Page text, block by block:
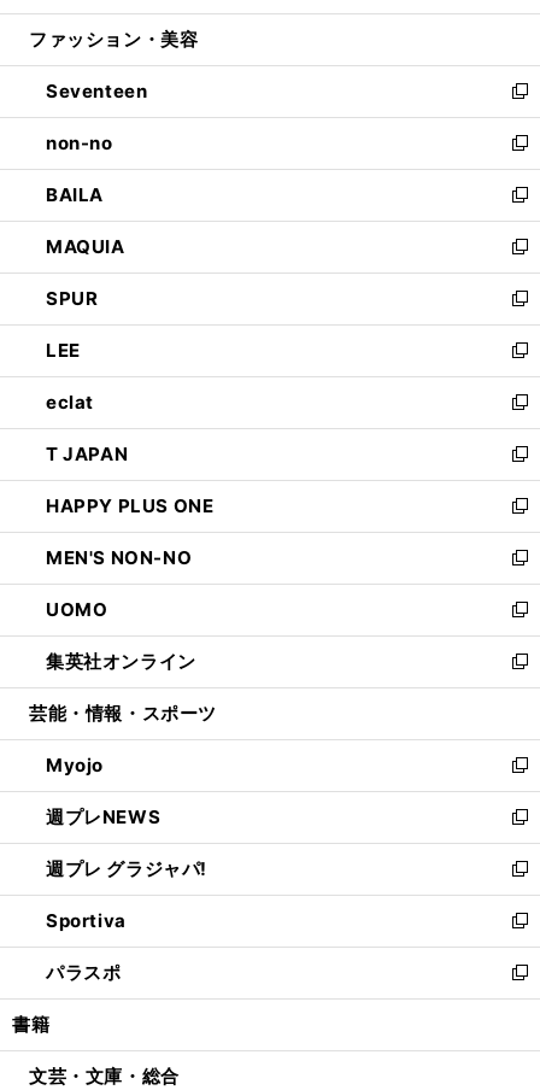
開
ウ
開
く
ン
ウ
で
開
く
ウ
ン
ド
ウ
で
開
く
ファッション・美容
Seventeen
新
し
い
ウ
ィ
ン
ド
ウ
で
開
く
non-no
新
し
い
ウ
ィ
ン
ド
ウ
で
開
く
BAILA
新
し
い
ウ
ィ
ン
ド
ウ
で
開
く
MAQUIA
新
し
い
ウ
ィ
ン
ド
ウ
で
開
く
SPUR
新
し
い
ウ
ィ
ン
ド
ウ
で
開
く
LEE
新
し
い
ウ
ィ
ン
ド
ウ
で
開
く
eclat
新
し
い
ウ
ィ
ン
ド
ウ
で
開
く
T JAPAN
新
し
い
ウ
ィ
ン
ド
ウ
で
開
HAPPY PLUS ONE
新
し
い
ウ
ィ
ン
ド
ウ
開
く
MEN'S NON-NO
新
し
い
ウ
ィ
ン
ウ
で
開
く
UOMO
新
し
い
ウ
ン
ド
ウ
で
開
く
集英社オンライン
新
し
ウ
ィ
ン
ド
ウ
で
開
く
芸能・情報・スポーツ
Myojo
新
し
い
ウ
ィ
ン
ド
ウ
で
開
週プレNEWS
新
し
い
ウ
ィ
ン
ド
ウ
開
週プレ グラジャパ!
新
し
い
ウ
ィ
ン
ウ
Sportiva
新
し
い
ウ
ン
パラスポ
新
し
ウ
書籍
文芸・文庫・総合